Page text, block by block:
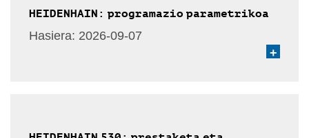
HEIDENHAIN: programazio parametrikoa
Hasiera: 2026-09-07
+